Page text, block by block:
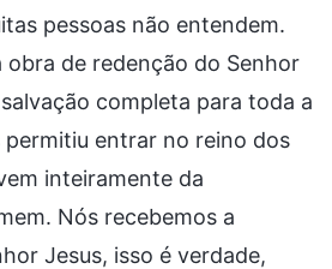
pessoas não entendem.
obra de redenção do Senhor
completa para toda a
permitiu entrar no reino dos
inteiramente da
Nós recebemos a
Jesus, isso é verdade,